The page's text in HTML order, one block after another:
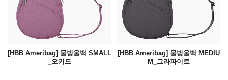
[HBB Ameribag] 물방울백 SMALL
_오키드
[HBB Ameribag] 물방울백 MEDIU
M_그라파이트